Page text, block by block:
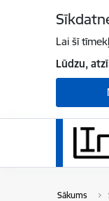
Lai šī
Lūdzu,
Sākums